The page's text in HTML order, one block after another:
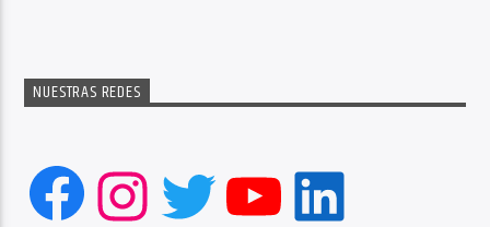
NUESTRAS REDES
Facebook
Instagram
Twitter
YouTube
LinkedIn